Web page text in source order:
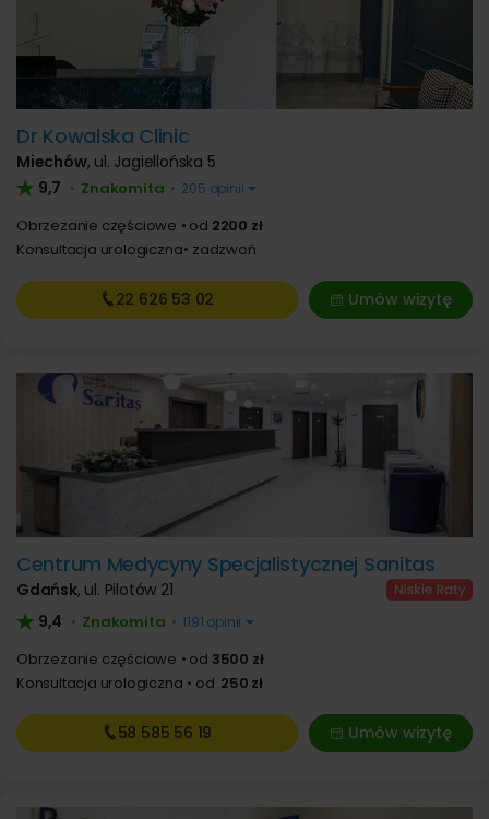
Dr Kowalska Clinic
Miechów, ul. Jagiellońska 5
9,7 • Znakomita • 205 opinii
Obrzezanie częściowe od 2200 zł
Konsultacja urologiczna zadzwoń
Umów wizytę
22 626 53 02
Centrum Medycyny Specjalistycznej Sanitas
Gdańsk, ul. Pilotów 21
9,4 • Znakomita • 1191 opinii
Obrzezanie częściowe od 3500 zł
Konsultacja urologiczna
od 250 zł
Umów wizytę
58 585 56 19